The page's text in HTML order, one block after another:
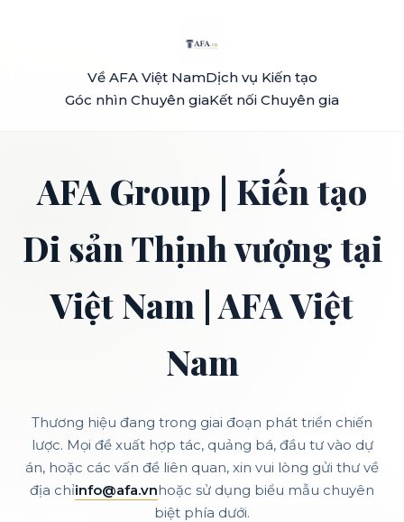
Về AFA Việt NamDịch vụ Kiến tạo
Góc nhìn Chuyên giaKết nối Chuyên gia
AFA Group | Kiến tạo
Di sản Thịnh vượng tại
Việt Nam | AFA Việt
Nam
Thương hiệu đang trong giai đoạn phát triển chiến
lược. Mọi đề xuất hợp tác, quảng bá, đầu tư vào dự
án, hoặc các vấn đề liên quan, xin vui lòng gửi thư về
địa chỉinfo@afa.vnhoặc sử dụng biểu mẫu chuyên
biệt phía dưới.